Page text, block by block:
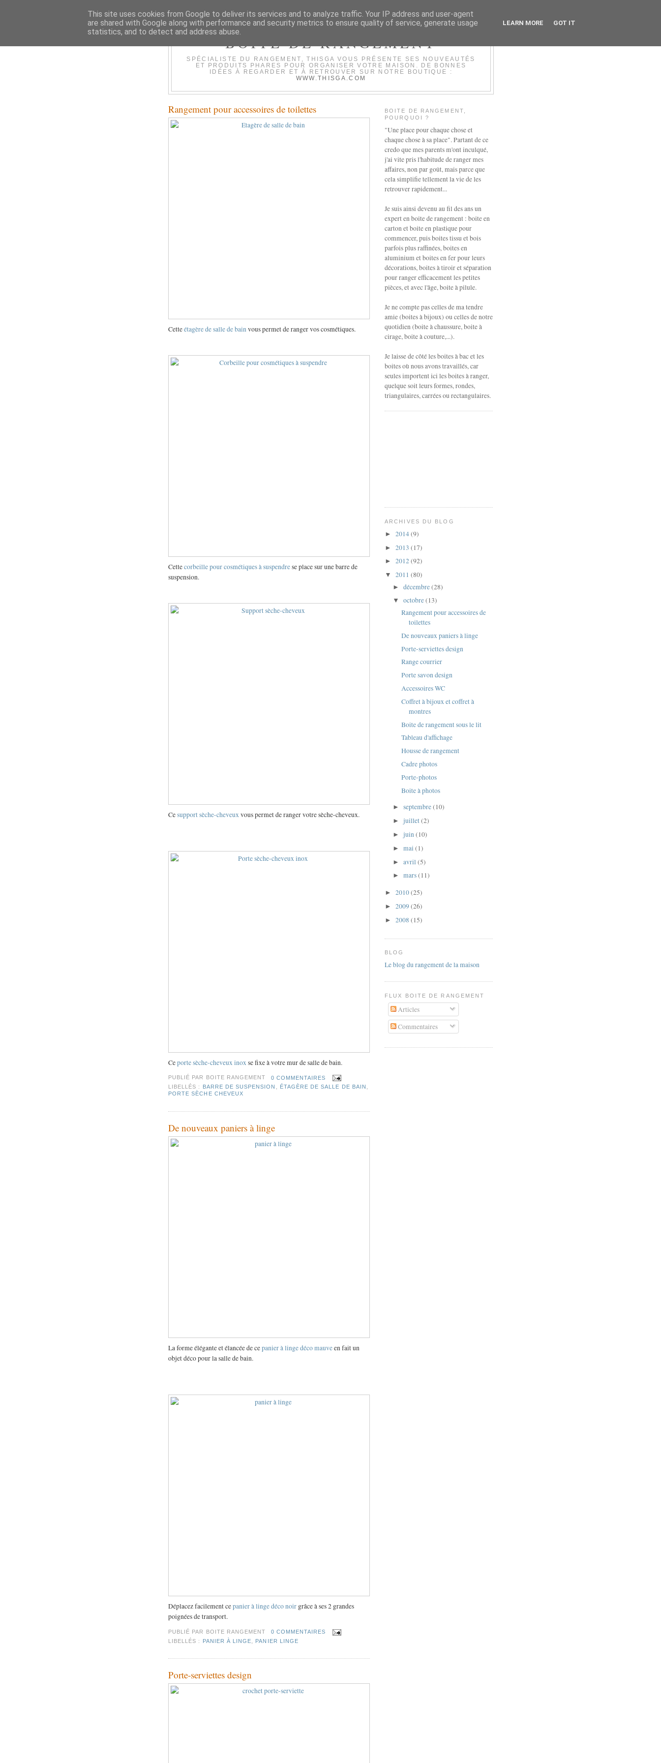
BOITE DE RANGEMENT
SPÉCIALISTE DU RANGEMENT, THISGA VOUS PRÉSENTE SES NOUVEAUTÉS
ET PRODUITS PHARES POUR ORGANISER VOTRE MAISON. DE BONNES
IDÉES À REGARDER ET À RETROUVER SUR NOTRE BOUTIQUE :
WWW.THISGA.COM
Rangement pour accessoires de toilettes
Cetteétagère de salle de bainvous permet de ranger vos cosmétiques.
Cettecorbeille pour cosmétiques à suspendrese place sur une barre de
suspension.
Cesupport sèche-cheveuxvous permet de ranger votre sèche-cheveux.
Ceporte sèche-cheveux inoxse fixe à votre mur de salle de bain.
PUBLIÉ PAR BOITE RANGEMENT
0 COMMENTAIRES
LIBELLÉS :
BARRE DE SUSPENSION , ÉTAGÈRE DE SALLE DE BAIN ,
PORTE SÈCHE CHEVEUX
De nouveaux paniers à linge
La forme élégante et élancée de cepanier à linge déco mauveen fait un
objet déco pour la salle de bain.
Déplacez facilement cepanier à linge déco noir grâce à ses 2 grandes
poignées de transport.
PUBLIÉ PAR BOITE RANGEMENT
0 COMMENTAIRES
LIBELLÉS :
PANIER À LINGE PANIER LINGE
Porte-serviettes design
BOITE DE RANGEMENT,
POURQUOI ?
"Une place pour chaque chose et
chaque chose à sa place". Partant de ce
credo que mes parents m'ont inculqué,
j'ai vite pris l'habitude de ranger mes
affaires, non par goût, mais parce que
cela simplifie tellement la vie de les
retrouver rapidement...
Je suis ainsi devenu au fil des ans un
expert en boite de rangement : boite en
carton et boite en plastique pour
commencer, puis boites tissu et bois
parfois plus raffinées, boites en
aluminium et boites en fer pour leurs
décorations, boites à tiroir et séparation
pour ranger efficacement les petites
pièces, et avec l'âge, boite à pilule.
Je ne compte pas celles de ma tendre
amie (boites à bijoux) ou celles de notre
quotidien (boite à chaussure, boite à
cirage, boite à couture,...).
Je laisse de côté les boites à bac et les
boites où nous avons travaillés, car
seules importent ici les boites à ranger,
quelque soit leurs formes, rondes,
triangulaires, carrées ou rectangulaires.
ARCHIVES DU BLOG
► 2014(9)
► 2013 (17)
► 2012(92)
▼ 2011 (80)
►décembre(28)
▼octobre(13)
Rangement pour accessoires de
toilettes
De nouveaux paniers à linge
Porte-serviettes design
Range courrier
Porte savon design
Accessoires WC
Coffret à bijoux et coffret à
montres
Boite de rangement sous le lit
Tableau d'affichage
Housse de rangement
Cadre photos
Porte-photos
Boite à photos
►septembre(10)
►juillet(2)
►juin(10)
►mai(1)
►avril(5)
►mars(11)
► 2010(25)
► 2009(26)
► 2008 (15)
BLOG
Le blog du rangement de la maison
FLUX BOITE DE RANGEMENT
Articles
Commentaires
This site uses cookies from Google to deliver its services and to analyze traffic. Your IP address and user-agent
are shared with Google along with performance and security metrics to ensure quality of service, generate usage
statistics, and to detect and address abuse.
LEARN MORE GOT IT